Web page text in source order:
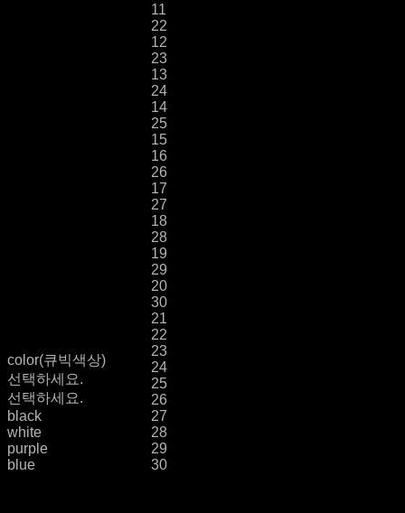
color(큐빅색상)
선택하세요.
선택하세요.
black
white
purple
blue
11
22
12
23
13
24
14
25
15
16
26
17
27
18
28
19
29
20
30
21
22
23
24
25
26
27
28
29
30